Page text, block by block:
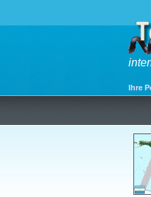
Ihre